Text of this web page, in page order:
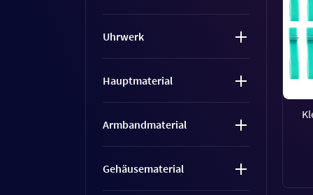
Uhrwerk
Hauptmaterial
Armbandmaterial
Gehäusematerial